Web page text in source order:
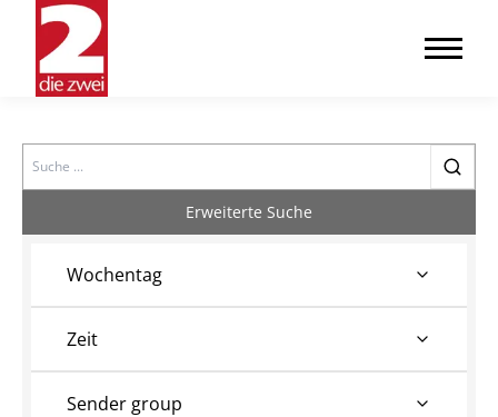
Search
Erweiterte Suche
Wochentag
Zeit
Sender group